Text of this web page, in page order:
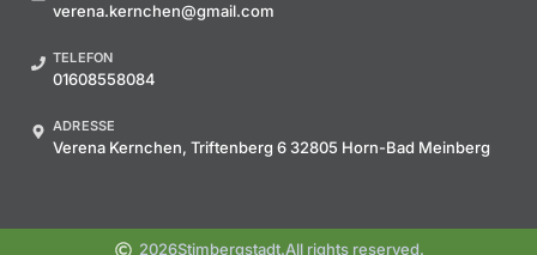
verena.kernchen@gmail.com
TELEFON
01608558084
ADRESSE
Verena Kernchen, Triftenberg 6 32805 Horn-Bad Meinberg
2026Stimbergstadt.All rights reserved.